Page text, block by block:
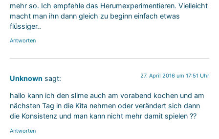
mehr so. Ich empfehle das Herumexperimentieren. Vielleicht
macht man ihn dann gleich zu beginn einfach etwas
flüssiger..
Antworten
Unknown sagt: 27. April 2016 um 17:51 Uhr
hallo kann ich den slime auch am vorabend kochen und am
nächsten Tag in die Kita nehmen oder verändert sich dann
die Konsistenz und man kann nicht mehr damit spielen ??
Antworten